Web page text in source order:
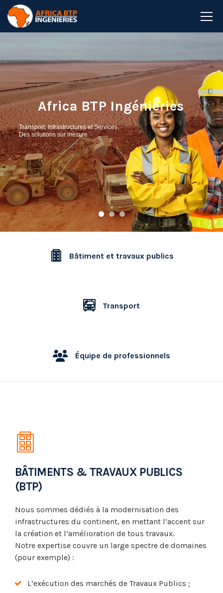
Africa BTP Ingénieries
Transport, Infrastructures et Services,
Des solutions sur mesure
Bâtiment et travaux publics
Transport
Équipe de professionnels
BÂTIMENTS & TRAVAUX PUBLICS
(BTP)
Nous sommes dédiés à la modernisation des
infrastructures du continent, en mettant l’accent sur
la création et l’amélioration de tous travaux.
Notre expertise couvre un large spectre de domaines
(pour exemple) :
L’exécution des marchés de Travaux Publics ;